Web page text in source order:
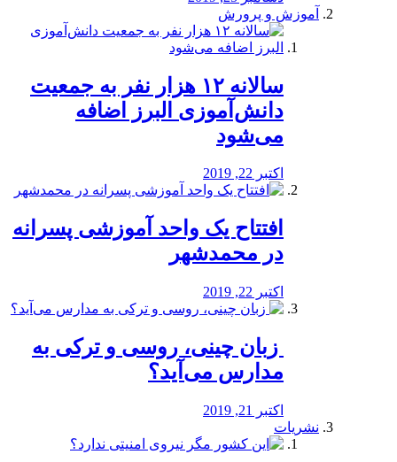
آموزش و پرورش
️سالانه ۱۲ هزار نفر به جمعیت
دانش‌آموزی البرز اضافه
می‌شود
اکتبر 22, 2019
افتتاح یک واحد آموزشی پسرانه
در محمدشهر
اکتبر 22, 2019
️ زبان چینی، روسی و ترکی به
مدارس می‌آید؟
اکتبر 21, 2019
نشریات